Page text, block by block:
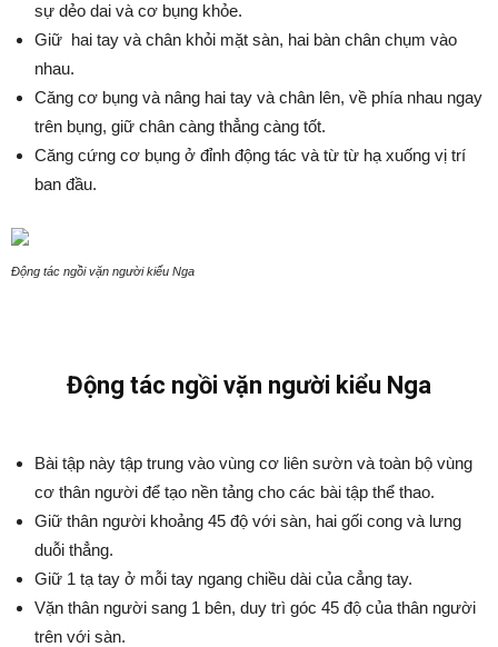
sự dẻo dai và cơ bụng khỏe.
Giữ hai tay và chân khỏi mặt sàn, hai bàn chân chụm vào
nhau.
Căng cơ bụng và nâng hai tay và chân lên, về phía nhau ngay
trên bụng, giữ chân càng thẳng càng tốt.
Căng cứng cơ bụng ở đỉnh động tác và từ từ hạ xuống vị trí
ban đầu.
Động tác ngồi vặn người kiểu Nga
Động tác ngồi vặn người kiểu Nga
Bài tập này tập trung vào vùng cơ liên sườn và toàn bộ vùng
cơ thân người để tạo nền tảng cho các bài tập thể thao.
Giữ thân người khoảng 45 độ với sàn, hai gối cong và lưng
duỗi thẳng.
Giữ 1 tạ tay ở mỗi tay ngang chiều dài của cẳng tay.
Vặn thân người sang 1 bên, duy trì góc 45 độ của thân người
trên với sàn.